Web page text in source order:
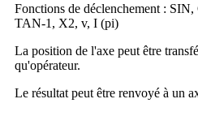
Fonctions de déclenchement :
TAN-1, X2, v, I (pi)
La position de l'axe peut être
qu'opérateur.
Le résultat peut être renvoyé à un